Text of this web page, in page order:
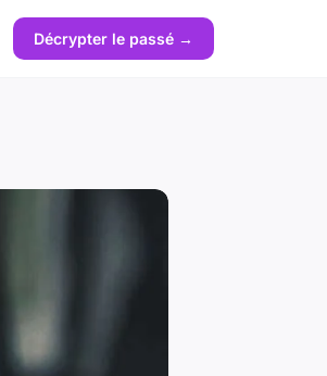
Décrypter le passé →